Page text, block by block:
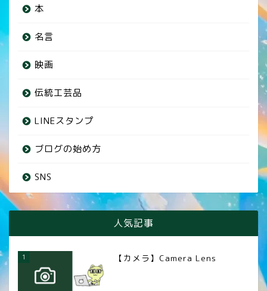
本
名言
映画
伝統工芸品
LINEスタンプ
ブログの始め方
SNS
人気記事
1 【カメラ】Camera Lens